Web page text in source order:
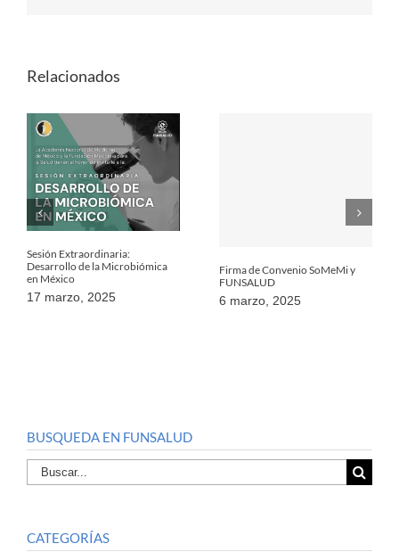
Relacionados
Sesión Extraordinaria:
Desarrollo de la Microbiómica
en México
17 marzo, 2025
Firma de Convenio SoMeMi y
FUNSALUD
6 marzo, 2025
BUSQUEDA EN FUNSALUD
Buscar
por:
CATEGORÍAS